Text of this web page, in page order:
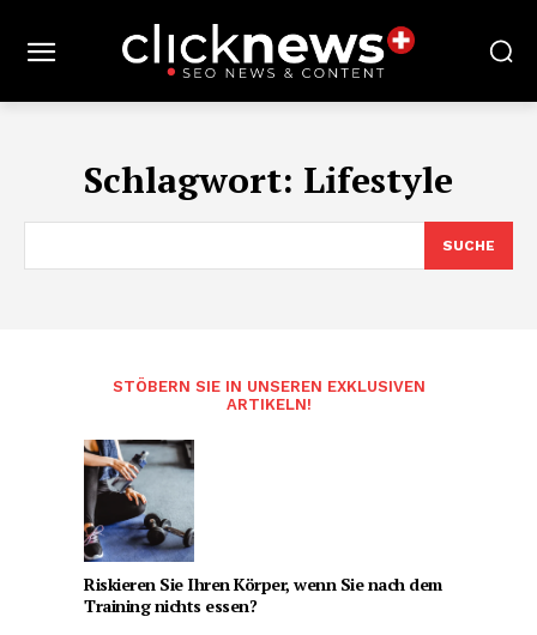
Schlagwort: Lifestyle
SUCHE
STÖBERN SIE IN UNSEREN EXKLUSIVEN
ARTIKELN!
Riskieren Sie Ihren Körper, wenn Sie nach dem
Training nichts essen?